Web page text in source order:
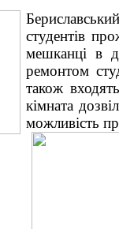
студентів
мешканці в
ремонтом
також
кімната
можливість